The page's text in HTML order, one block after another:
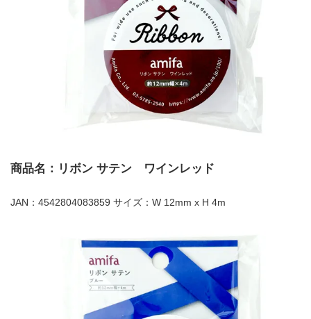
商品名：リボン サテン ワインレッド
JAN：4542804083859 サイズ：W 12mm x H 4m